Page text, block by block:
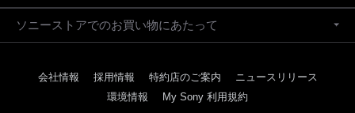
ソニーストアでのお買い物にあたって
会社情報 採用情報 特約店のご案内
ニュースリリース
環境情報
My Sony 利用規約